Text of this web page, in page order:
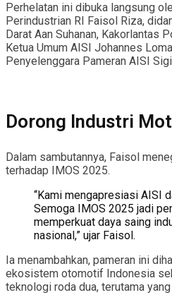
Perhelatan ini dibuka langsung
Perindustrian RI Faisol Riza,
Darat Aan Suhanan, Kakorlantas
Ketua Umum AISI Johannes
Penyelenggara Pameran AISI
Dorong Industri
Dalam sambutannya, Faisol
terhadap IMOS 2025.
“Kami mengapresiasi AISI
Semoga IMOS 2025 jadi
memperkuat daya saing
nasional,” ujar Faisol.
Ia menambahkan, pameran ini
ekosistem otomotif Indonesia
teknologi roda dua, terutama